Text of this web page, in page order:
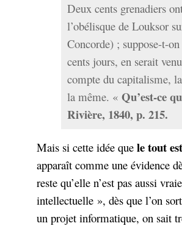
Deux cents grenadiers
l’obélisque de Louksor
Concorde) ; suppose-t-
cents jours, en serait
compte du capitalisme,
la même. « Qu’est-ce
Rivière, 1840, p. 215.
Mais si cette idée que le tout
apparaît comme une évidence
reste qu’elle n’est pas aussi
intellectuelle », dès que l’on
un projet informatique, on sait